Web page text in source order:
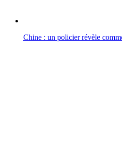
Chine : un policier révèle